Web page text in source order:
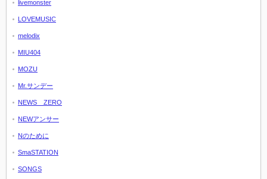
livemonster
LOVEMUSIC
melodix
MIU404
MOZU
Mr.サンデー
NEWS ZERO
NEWアンサー
Nのために
SmaSTATION
SONGS